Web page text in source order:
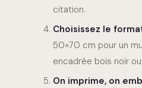
citation.
Choisissez le
50×70 cm pour un
encadrée bois noir
On imprime, on